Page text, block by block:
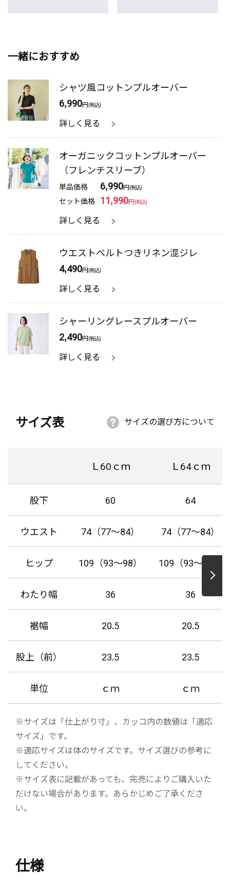
一緒におすすめ
シャツ風コットンプルオーバー
6,990円(税込)
詳しく見る
オーガニックコットンプルオーバー
（フレンチスリーブ）
単品価格 6,990円(税込)
セット価格 11,990円(税込)
詳しく見る
ウエストベルトつきリネン混ジレ
4,490円(税込)
詳しく見る
シャーリングレースプルオーバー
2,490円(税込)
詳しく見る
サイズ表 サイズの選び方について
Ｌ60ｃｍ Ｌ64ｃｍ
股下 60 64
ウエスト 74（77～84） 74（77～84）
ヒップ 109（93～98） 109（93～98）
わたり幅 36 36
裾幅 20.5 20.5
股上（前） 23.5 23.5
単位 ｃｍ ｃｍ
※サイズは「仕上がり寸」、カッコ内の数値は「適応
サイズ」です。
※適応サイズは体のサイズです。サイズ選びの参考に
してください。
※サイズ表に記載があっても、完売によりご購入いた
だけない場合があります。あらかじめご了承くださ
い。
仕様